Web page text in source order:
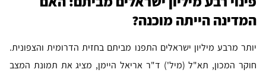
המדינה הייתה מוכנה?
יותר מרבע מיליון ישראלים התפנו מביתם בחזית הדרומית והצפונית.
חוקר המכון, תא"ל (מיל') ד"ר אריאל היימן, מציג את תמונת המצב